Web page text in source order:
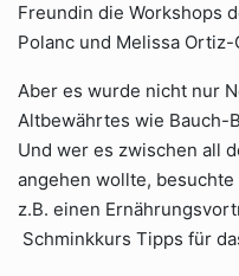
Freundin die Workshops
Polanc und Melissa Ortiz-
Aber es wurde nicht nur
Altbewährtes wie Bauch-
Und wer es zwischen all
angehen wollte,
z.B. einen
Schminkkurs Tipps für